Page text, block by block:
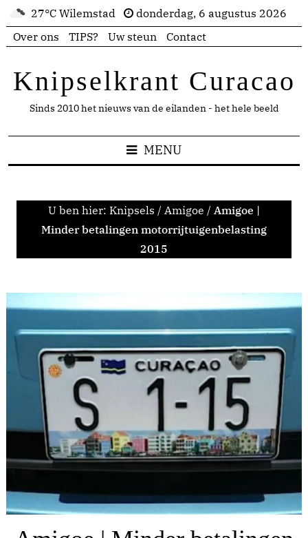
27°C Wilemstad
donderdag, 6 augustus 2026
Over ons
TIPS? Uw steun Contact
Knipselkrant Curacao
Sinds 2010 het nieuws van de eilanden - het hele beeld
MENU
U ben hier: Knipsels / Amigoe / Amigoe |
Minder betalingen motorrijtuigenbelasting
2015